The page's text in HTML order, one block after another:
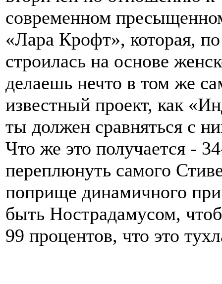
современном
«Лара Крофт», которая,
строилась на основе
делаешь нечто в том же
известный проект, как
ты должен сравняться с
Что же это получается -
переплюнуть самого
поприще динамичного
быть Нострадамусом,
99 процентов, что это